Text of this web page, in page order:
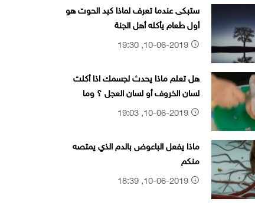
ستبكى عندما تعرف لماذا كبد الحوت هو
أول طعام يأكله أهل الجنة
هل تعلم ماذا يحدث لجسمك اذا أكلت
لسان الخروف أو لسان العجل ؟ وما
فائدته
ماذا يفعل الباعوض بالدم الذي يمتصه
منكم